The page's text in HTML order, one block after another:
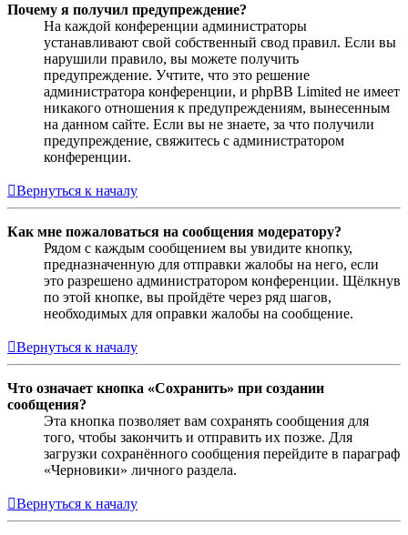
Почему я получил предупреждение?
На каждой конференции администраторы
устанавливают свой собственный свод правил. Если вы
нарушили правило, вы можете получить
предупреждение. Учтите, что это решение
администратора конференции, и phpBB Limited не имеет
никакого отношения к предупреждениям, вынесенным
на данном сайте. Если вы не знаете, за что получили
предупреждение, свяжитесь с администратором
конференции.
Вернуться к началу
Как мне пожаловаться на сообщения модератору?
Рядом с каждым сообщением вы увидите кнопку,
предназначенную для отправки жалобы на него, если
это разрешено администратором конференции. Щёлкнув
по этой кнопке, вы пройдёте через ряд шагов,
необходимых для оправки жалобы на сообщение.
Вернуться к началу
Что означает кнопка «Сохранить» при создании
сообщения?
Эта кнопка позволяет вам сохранять сообщения для
того, чтобы закончить и отправить их позже. Для
загрузки сохранённого сообщения перейдите в параграф
«Черновики» личного раздела.
Вернуться к началу